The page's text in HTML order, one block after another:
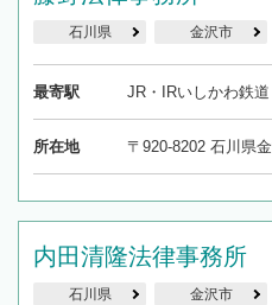
石川県 金沢市
最寄駅 JR・IRいしかわ鉄
所在地 〒920-8202 石川県
内田清隆法律事務所
石川県 金沢市